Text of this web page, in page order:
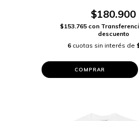
$180.900
$153.765 con
descuento
6 cuotas sin interés de
COMPRAR